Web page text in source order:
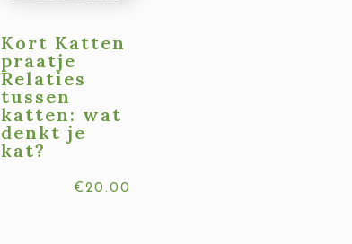
Kort Katten
praatje
Relaties
tussen
katten: wat
denkt je
kat?
€20.00